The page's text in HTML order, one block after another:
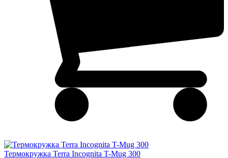
Термокружка Terra Incognita T-Mug 300